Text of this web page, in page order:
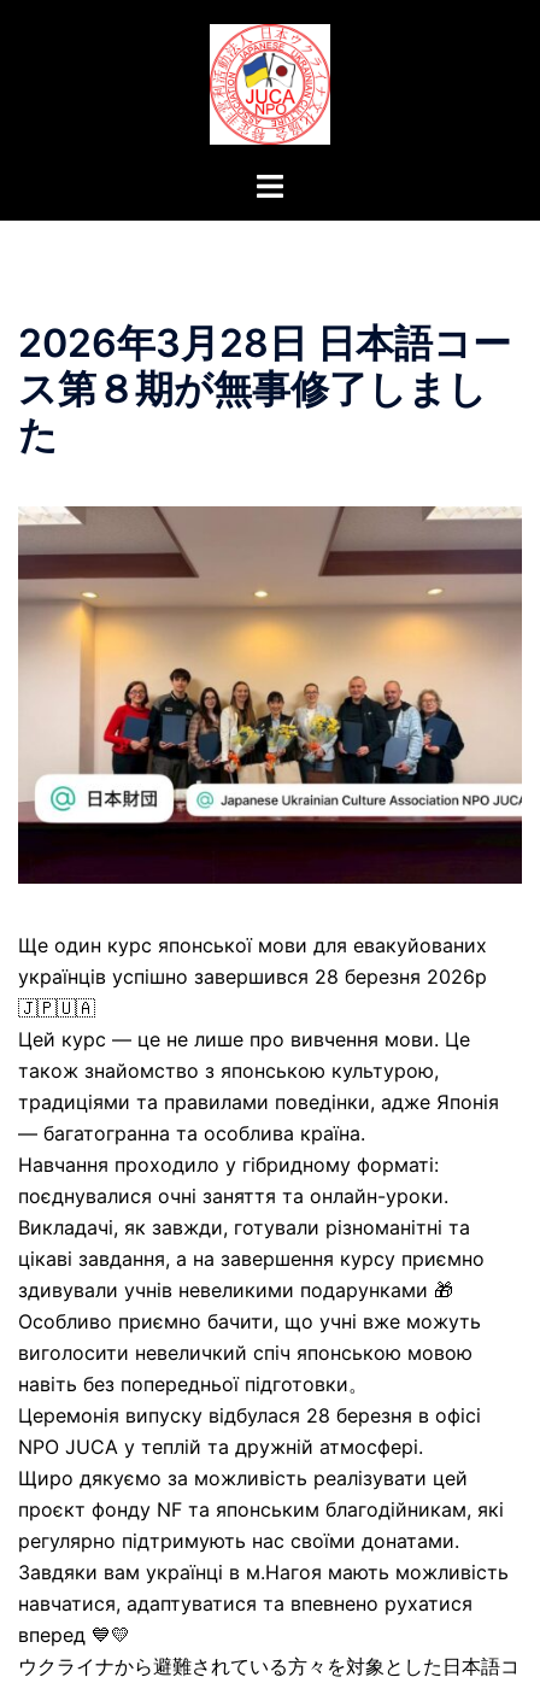
ト
ュ
ー
2026年3月28日 日本語コー
ス第８期が無事修了しまし
た
Ще один курс японської мови для евакуйованих
українців успішно завершився 28 березня 2026р
🇯🇵🇺🇦
Цей курс — це не лише про вивчення мови. Це
також знайомство з японською культурою,
традиціями та правилами поведінки, адже Японія
— багатогранна та особлива країна.
Навчання проходило у гібридному форматі:
поєднувалися очні заняття та онлайн-уроки.
Викладачі, як завжди, готували різноманітні та
цікаві завдання, а на завершення курсу приємно
здивували учнів невеликими подарунками 🎁
Особливо приємно бачити, що учні вже можуть
виголосити невеличкий спіч японською мовою
навіть без попередньої підготовки。
Церемонія випуску відбулася 28 березня в офісі
NPO JUCA у теплій та дружній атмосфері.
Щиро дякуємо за можливість реалізувати цей
проєкт фонду NF та японським благодійникам, які
регулярно підтримують нас своїми донатами.
Завдяки вам українці в м.Нагоя мають можливість
навчатися, адаптуватися та впевнено рухатися
вперед 💙💛
ウクライナから避難されている方々を対象とした日本語コ